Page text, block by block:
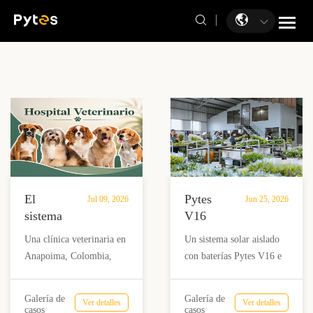
Jul 09, 2026
El
sistema
de
almacenamiento
baterías
Pytes
Una clínica veterinaria en
Anapoima, Colombia,
baterías Pytes V5, paneles
Ver detalles
Galería de
casos
Jun 25, 2026
Pytes
V16
apoya
de
flores
Un sistema solar aislado
con baterías Pytes V16 e
Rica a alimentarVer detalles
Galería de
casos